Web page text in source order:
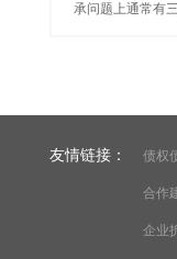
承问题上通常有
友情链接： 债权
合作
企业